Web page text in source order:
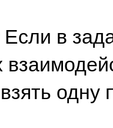
Если в
одну